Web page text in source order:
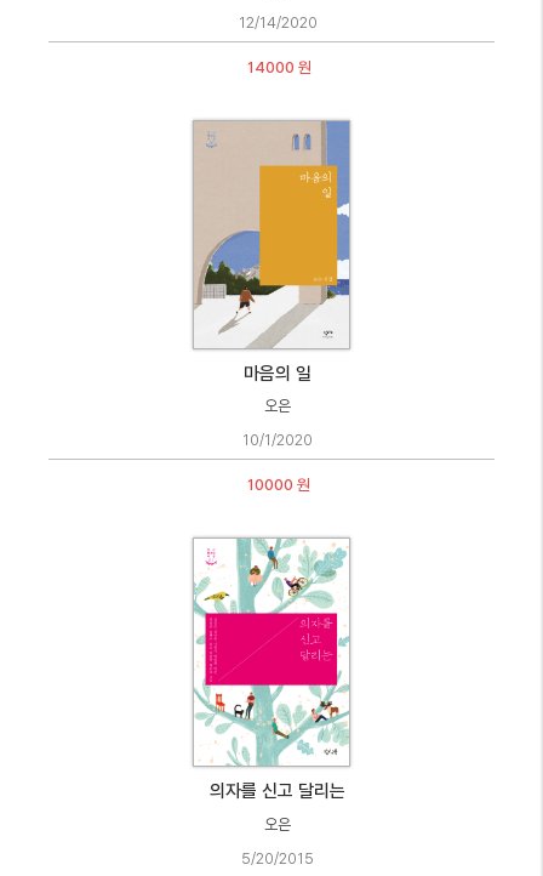
12/14/2020
14000 원
마음의 일
오은
10/1/2020
10000 원
의자를 신고 달리는
오은
5/20/2015